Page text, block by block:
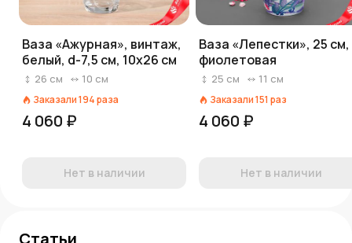
Ваза «Ажурная», винтаж,
белый, d-7,5 см, 10х26 см
26 см 10 см
Заказали194раза
4 060 ₽
Нет в наличии
Ваза «Лепестки», 25 см,
фиолетовая
25 см 11 см
Заказали151 раз
4 060 ₽
Нет в наличии
Статьи